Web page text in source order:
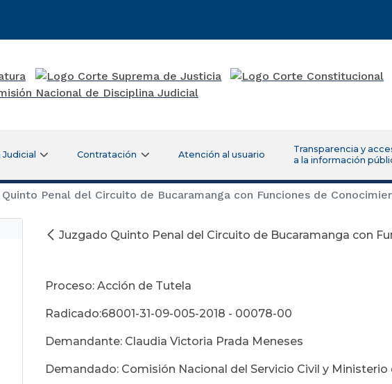
Judicial Contratación Atención al usuario
Transparencia y
a la información
Penal del Circuito de Bucaramanga con Funciones de
Juzgado Quinto Penal del Circuito de Bucaramanga con
Noviembre 21
Proceso: Acción de Tutela
Radicado:68001-31-09-005-2018 - 00078-00
Demandante: Claudia Victoria Prada Meneses
Demandado: Comisión Nacional del Servicio Civil y Ministerio